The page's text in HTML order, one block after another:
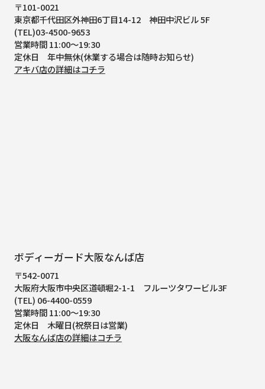
〒101-0021
東京都千代田区外神田6丁目14-12 神田中沢ビル 5F
(TEL)03-4500-9653
営業時間 11:00～19:30
定休日 年中無休(休業する場合は随時お知らせ)
アキバ店の詳細はコチラ
ボディーガード大阪なんば店
〒542-0071
大阪府大阪市中央区道頓堀2-1-1
フルーツタワービル3F
(TEL) 06-4400-0559
営業時間 11:00～19:30
定休日 木曜日(祝祭日は営業)
大阪なんば店の詳細はコチラ